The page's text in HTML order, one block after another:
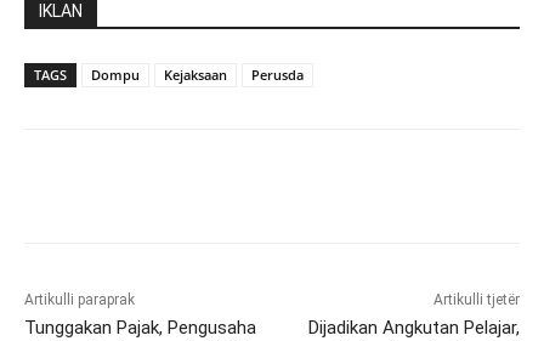
IKLAN
TAGS Dompu Kejaksaan Perusda
Artikulli paraprak
Tunggakan Pajak, Pengusaha
Artikulli tjetër
Dijadikan Angkutan Pelajar,